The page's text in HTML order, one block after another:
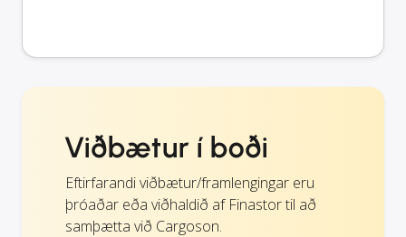
Viðbætur í boði
Eftirfarandi viðbætur/framlengingar eru
þróaðar eða viðhaldið af Finastor til að
samþætta við Cargoson.